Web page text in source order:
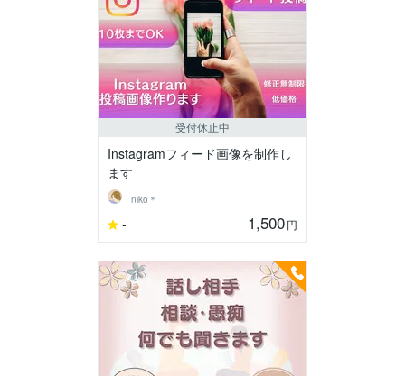
受付休止中
Instagramフィード画像を制作し
ます
niko＊
- 1,500円